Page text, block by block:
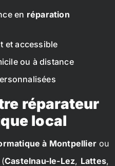
en réparation
et accessible
ou à distance
réparateur
local
à Montpellier ou
(Castelnau-le-Lez, Lattes,